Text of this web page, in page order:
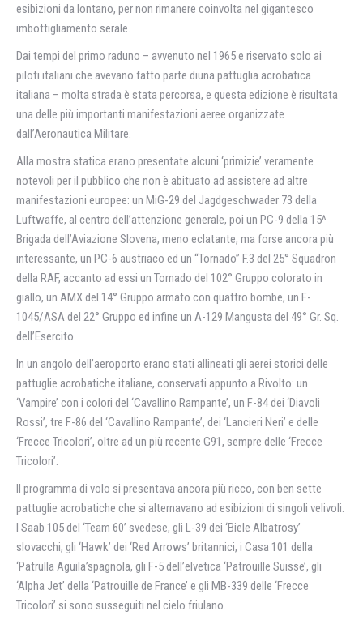
esibizioni da lontano, per non rimanere coinvolta nel gigantesco
imbottigliamento serale.
Dai tempi del primo raduno – avvenuto nel 1965 e riservato solo ai
piloti italiani che avevano fatto parte diuna pattuglia acrobatica
italiana – molta strada è stata percorsa, e questa edizione è risultata
una delle più importanti manifestazioni aeree organizzate
dall’Aeronautica Militare.
Alla mostra statica erano presentate alcuni ‘primizie’ veramente
notevoli per il pubblico che non è abituato ad assistere ad altre
manifestazioni europee: un MiG-29 del Jagdgeschwader 73 della
Luftwaffe, al centro dell’attenzione generale, poi un PC-9 della 15^
Brigada dell’Aviazione Slovena, meno eclatante, ma forse ancora più
interessante, un PC-6 austriaco ed un “Tornado” F.3 del 25° Squadron
della RAF, accanto ad essi un Tornado del 102° Gruppo colorato in
giallo, un AMX del 14° Gruppo armato con quattro bombe, un F-
1045/ASA del 22° Gruppo ed infine un A-129 Mangusta del 49° Gr. Sq.
dell’Esercito.
In un angolo dell’aeroporto erano stati allineati gli aerei storici delle
pattuglie acrobatiche italiane, conservati appunto a Rivolto: un
‘Vampire’ con i colori del ‘Cavallino Rampante’, un F-84 dei ‘Diavoli
Rossi’, tre F-86 del ‘Cavallino Rampante’, dei ‘Lancieri Neri’ e delle
‘Frecce Tricolori’, oltre ad un più recente G91, sempre delle ‘Frecce
Tricolori’.
Il programma di volo si presentava ancora più ricco, con ben sette
pattuglie acrobatiche che si alternavano ad esibizioni di singoli velivoli.
I Saab 105 del ‘Team 60’ svedese, gli L-39 dei ‘Biele Albatrosy’
slovacchi, gli ‘Hawk’ dei ‘Red Arrows’ britannici, i Casa 101 della
‘Patrulla Aguila’spagnola, gli F-5 dell’elvetica ‘Patrouille Suisse’, gli
‘Alpha Jet’ della ‘Patrouille de France’ e gli MB-339 delle ‘Frecce
Tricolori’ si sono susseguiti nel cielo friulano.